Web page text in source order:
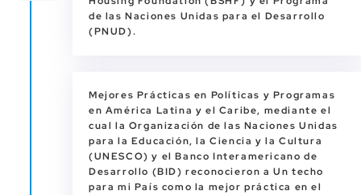
de las Naciones Unidas para el Desarrollo
(PNUD).
Mejores Prácticas en Políticas y Programas
en América Latina y el Caribe, mediante el
cual la Organización de las Naciones Unidas
para la Educación, la Ciencia y la Cultura
(UNESCO) y el Banco Interamericano de
Desarrollo (BID) reconocieron a Un techo
para mi País como la mejor práctica en el